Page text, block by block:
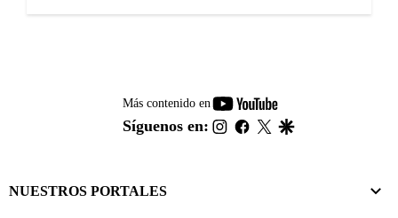
Más contenido en
youtube-
footer
Síguenos en: instagram
facebook
twitter
NUESTROS PORTALES